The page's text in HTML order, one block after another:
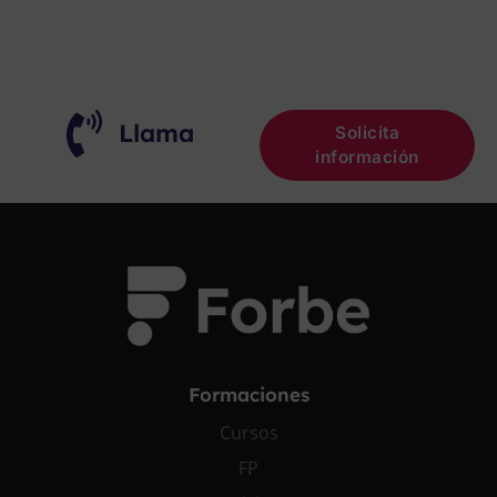
Llama
Solicita
información
Formaciones
Cursos
FP